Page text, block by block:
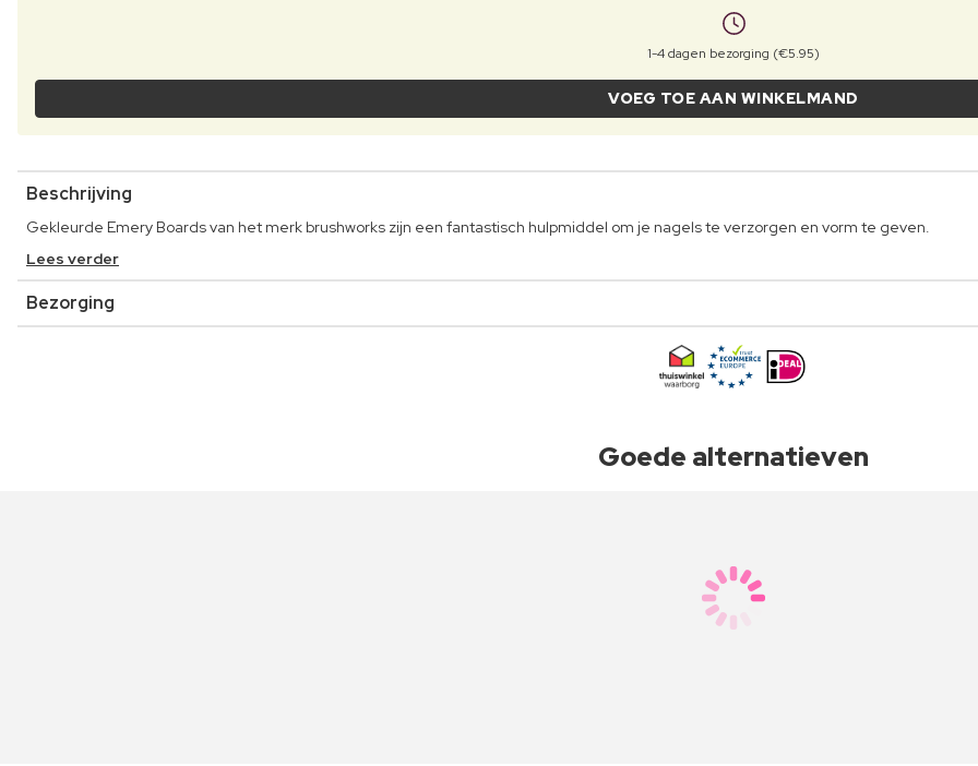
1-4 dagen bezorging (€5.95)
VOEG TOE AAN WINKELMAND
Beschrijving
Gekleurde Emery Boards van het merk brushworks zijn een fantastisch hulpmiddel om je nagels te verzorgen en vorm te geven.
Lees verder
Bezorging
Goede alternatieven